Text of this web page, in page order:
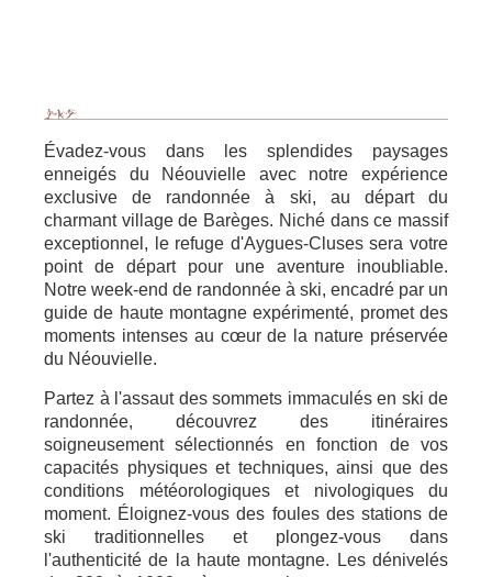
Évadez-vous dans les splendides paysages
enneigés du Néouvielle avec notre expérience
exclusive de randonnée à ski, au départ du
charmant village de Barèges. Niché dans ce massif
exceptionnel, le refuge d'Aygues-Cluses sera votre
point de départ pour une aventure inoubliable.
Notre week-end de randonnée à ski, encadré par un
guide de haute montagne expérimenté, promet des
moments intenses au cœur de la nature préservée
du Néouvielle.
Partez à l'assaut des sommets immaculés en ski de
randonnée, découvrez des itinéraires
soigneusement sélectionnés en fonction de vos
capacités physiques et techniques, ainsi que des
conditions météorologiques et nivologiques du
moment. Éloignez-vous des foules des stations de
ski traditionnelles et plongez-vous dans
l'authenticité de la haute montagne. Les dénivelés